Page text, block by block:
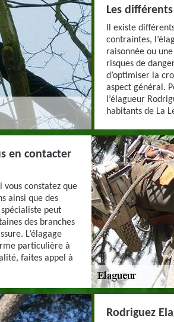
Les
Il existe
contraintes,
raisonnée ou
risques de
d’optimiser la
aspect général.
l’élagueur
habitants de La
en contacter
vous constatez que
ainsi que des
peut
des branches
L’élagage
particulière à
faites appel à
Rodriguez